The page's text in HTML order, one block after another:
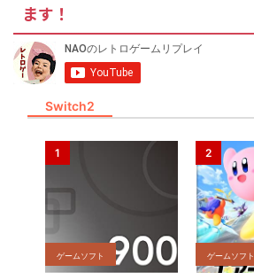
ます！
Switch2
ゲームソフト ゲームソフト